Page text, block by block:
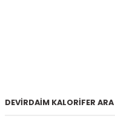
DEVİRDAİM KALORİFER